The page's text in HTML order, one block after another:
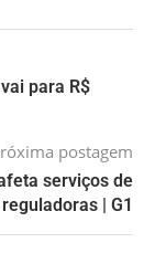
para R$
postagem
serviços de
| G1